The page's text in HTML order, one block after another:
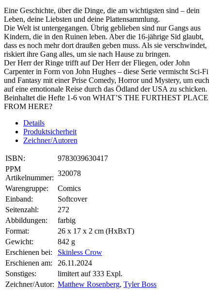
Eine Geschichte, über die Dinge, die am wichtigsten sind – dein
Leben, deine Liebsten und deine Plattensammlung.
Die Welt ist untergegangen. Übrig geblieben sind nur Gangs aus
Kindern, die in den Ruinen leben. Aber die 16-jährige Sid glaubt,
dass es noch mehr dort draußen geben muss. Als sie verschwindet,
riskiert ihre Gang alles, um sie nach Hause zu bringen.
Der Herr der Ringe trifft auf Der Herr der Fliegen, oder John
Carpenter in Form von John Hughes – diese Serie vermischt Sci-Fi
und Fantasy mit einer Prise Comedy, Horror und Mystery, um euch
auf eine emotionale Reise durch das Ödland der USA zu schicken.
Beinhaltet die Hefte 1-6 von WHAT’S THE FURTHEST PLACE
FROM HERE?
Details
Produktsicherheit
Zeichner/Autoren
ISBN:
9783039630417
PPM
Artikelnummer:
320078
Warengruppe:
Comics
Einband:
Softcover
Seitenzahl:
272
Abbildungen:
farbig
Format:
26 x 17 x 2 cm (HxBxT)
Gewicht:
842 g
Erschienen bei:
Skinless Crow
Erschienen am:
26.11.2024
Sonstiges:
limitert auf 333 Expl.
Zeichner/Autor: Matthew Rosenberg, Tyler Boss